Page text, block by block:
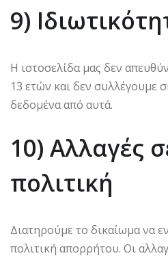
9)
Η ιστοσελίδα μας δεν
13 ετών και δεν συλλέγουμε
δεδομένα από αυτά.
10) Αλλαγές
πολιτική
Διατηρούμε το δικαίωμα να
πολιτική απορρήτου. Οι